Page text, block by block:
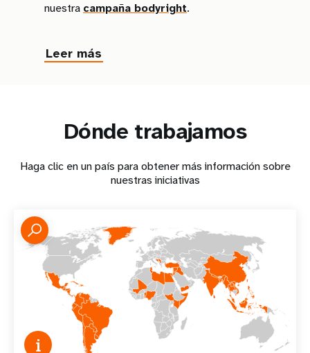
nuestra campaña bodyright.
Leer más
Dónde trabajamos
Haga clic en un país para obtener más información sobre
nuestras iniciativas